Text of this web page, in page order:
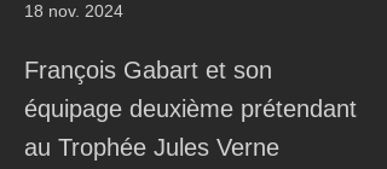
18 nov. 2024
François Gabart et son
équipage deuxième prétendant
au Trophée Jules Verne